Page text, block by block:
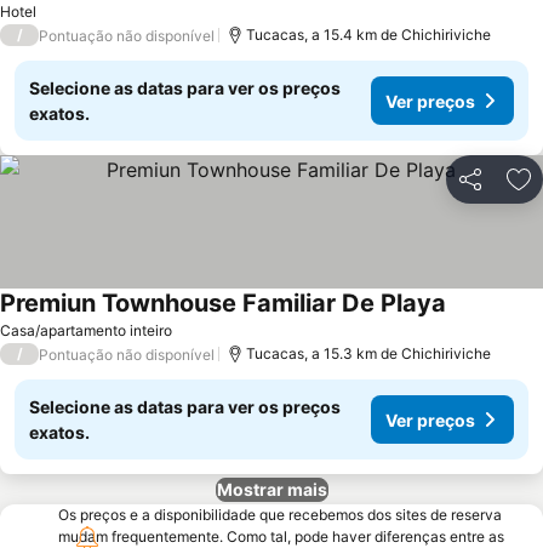
Hotel
/ Pontuação não disponível Tucacas, a 15.4 km de Chichiriviche
Selecione as datas para ver os preços
exatos.
Ver preços
Partilhar
Casa/apartamento inteiro
Premiun Townhouse Familiar De Playa
/ Pontuação não disponível Tucacas, a 15.3 km de Chichiriviche
Selecione as datas para ver os preços
exatos.
Ver preços
Mostrar mais
Os preços e a disponibilidade que recebemos dos sites de reserva
mudam frequentemente. Como tal, pode haver diferenças entre as